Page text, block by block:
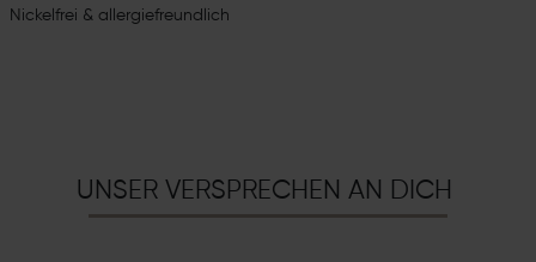
Nickelfrei & allergiefreundlich
UNSER VERSPRECHEN AN DICH